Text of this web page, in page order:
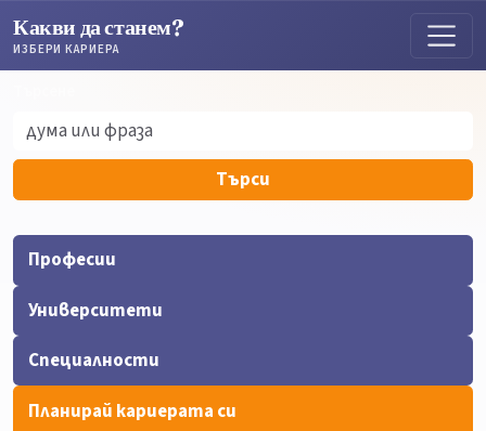
Какви да станем?
ИЗБЕРИ КАРИЕРА
Търси
Професии
Университети
Специалности
Планирай кариерата си